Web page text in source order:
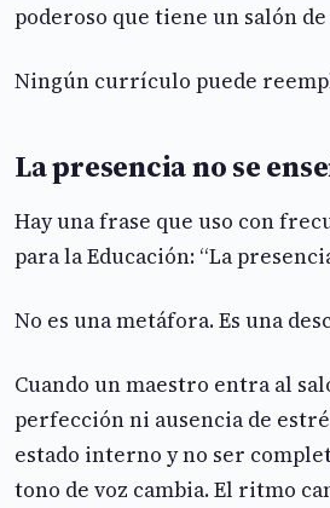
poderoso que tiene un salón de
Ningún currículo puede
La presencia no se
Hay una frase que uso con
para la Educación: “La
No es una metáfora. Es una
Cuando un maestro entra al
perfección ni ausencia de
estado interno y no ser
tono de voz cambia. El ritmo